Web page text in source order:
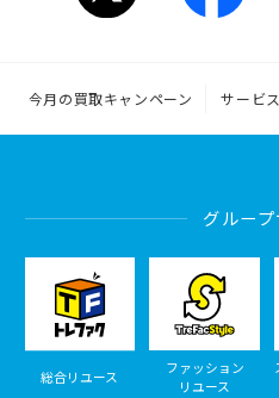
今月の買取キャンペーン サービ
グルー
総合リユース
ファッション
リユース